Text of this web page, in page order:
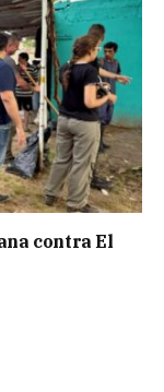
contra El